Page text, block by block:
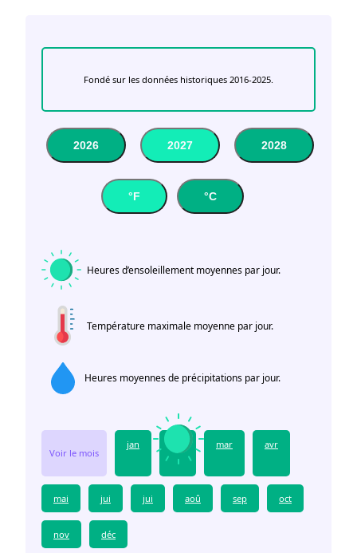
Fondé sur les données historiques 2016-2025.
2026 2027 2028
°F °C
Heures d’ensoleillement moyennes par jour.
Température maximale moyenne par jour.
Heures moyennes de précipitations par jour.
Voir le mois
jan mar avr
mai jui jui aoû sep oct
nov déc